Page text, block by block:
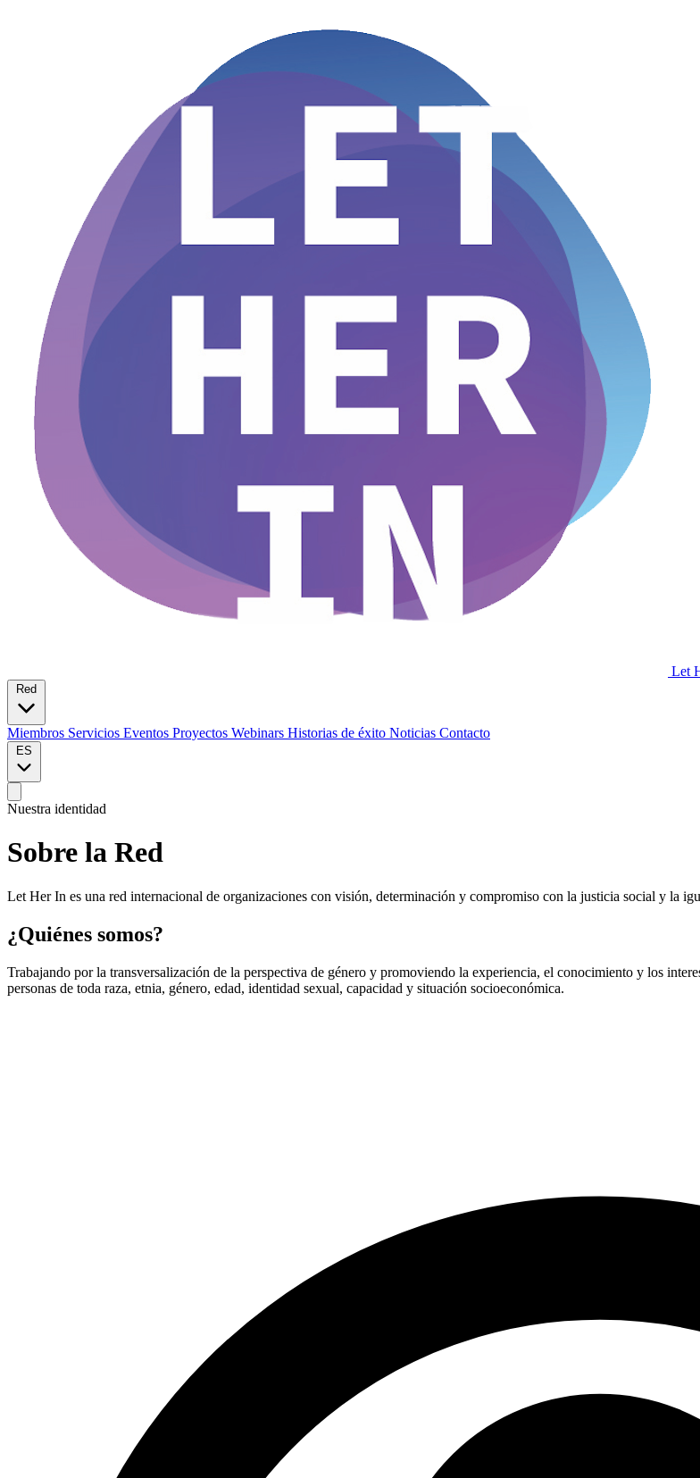
Let
Red
Miembros Servicios Eventos Proyectos Webinars Historias de éxito Noticias Contacto
ES
Nuestra identidad
Sobre la Red
Let Her In es una red internacional de organizaciones con visión, determinación y compromiso con la justicia social y la
¿Quiénes somos?
Trabajando por la transversalización de la perspectiva de género y promoviendo la experiencia, el conocimiento y los
personas de toda raza, etnia, género, edad, identidad sexual, capacidad y situación socioeconómica.